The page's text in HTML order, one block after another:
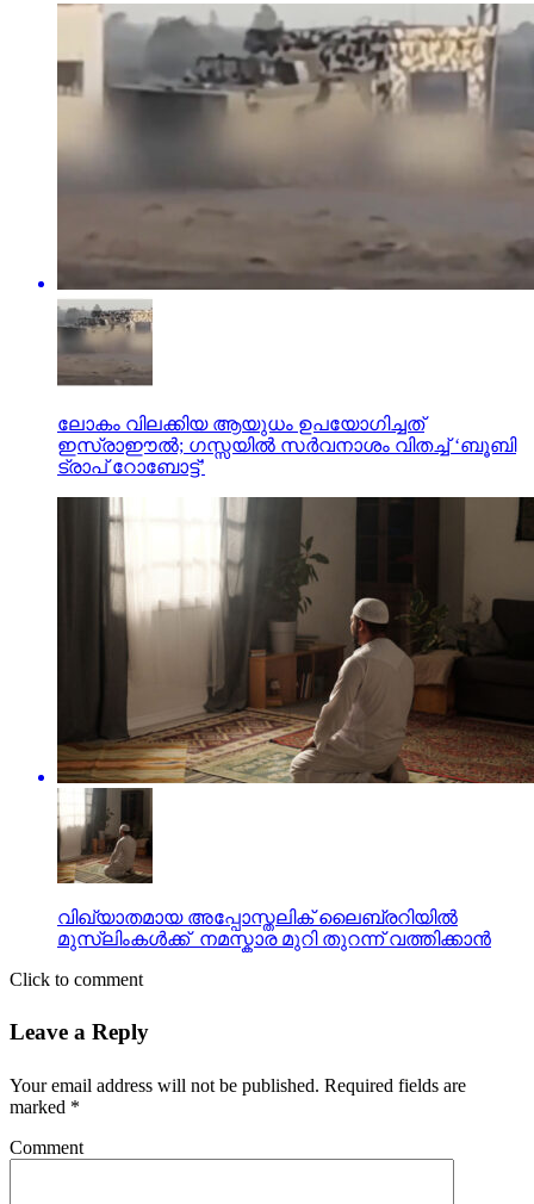
ലോകം വിലക്കിയ ആയുധം ഉപയോഗിച്ചത്
ഇസ്രാഈല്‍; ഗസ്സയില്‍ സര്‍വനാശം വിതച്ച് ‘ബൂബി
ട്രാപ് റോബോട്ട്’
വിഖ്യാതമായ അപ്പോസ്തലിക് ലൈബ്രറിയിൽ
മുസ്‍ലിംകൾക്ക് ​ നമസ്കാര മുറി തുറന്ന് വത്തിക്കാൻ
Click to comment
Leave a Reply
Your email address will not be published. Required fields are
marked *
Comment